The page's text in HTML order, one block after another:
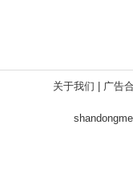
关于我们 广告